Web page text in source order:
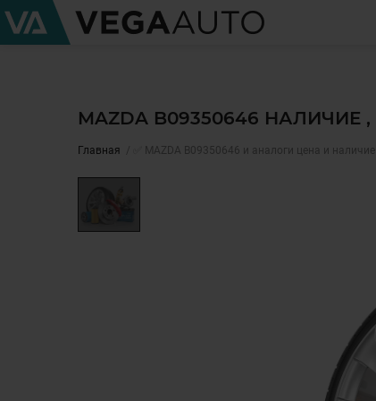
MAZDA B09350646
Главная ✅ MAZDA B09350646 и аналоги цена и наличие